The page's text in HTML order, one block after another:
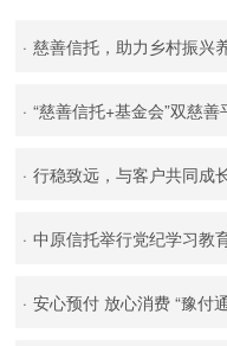
· 慈善信托，助力乡村振兴
· “慈善信托+基金会”双慈
· 行稳致远，与客户共同成
· 中原信托举行党纪学习教
· 安心预付 放心消费 “豫付